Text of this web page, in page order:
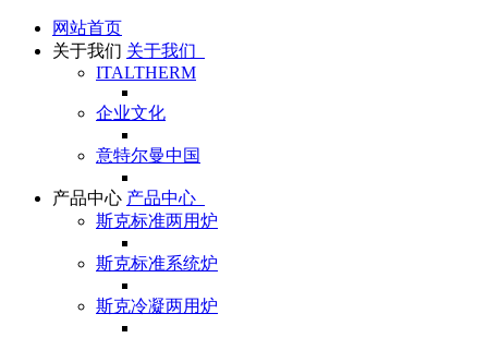
网站首页
关于我们 关于我们
ITALTHERM
企业文化
意特尔曼中国
产品中心 产品中心
斯克标准两用炉
斯克标准系统炉
斯克冷凝两用炉